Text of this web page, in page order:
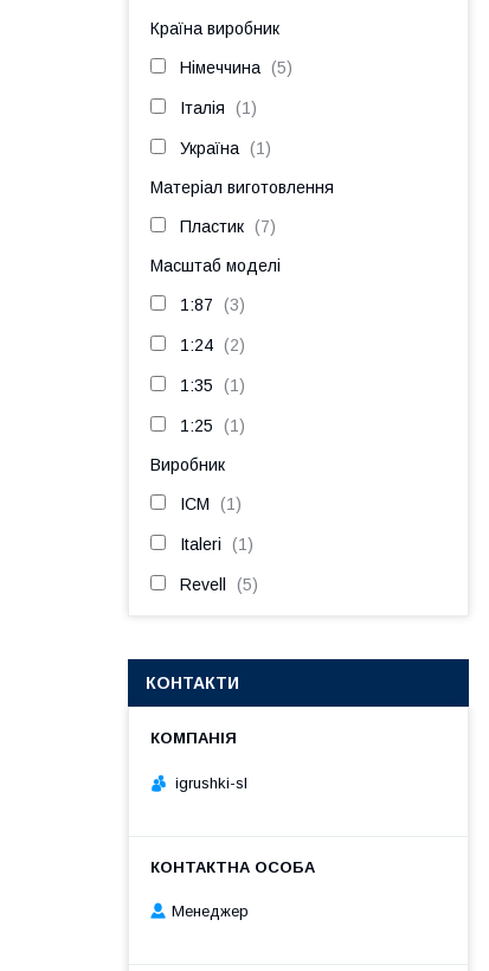
Країна виробник
Німеччина 5
Італія 1
Україна 1
Матеріал виготовлення
Пластик 7
Масштаб моделі
1:87 3
1:24 2
1:35 1
1:25 1
Виробник
ICM 1
Italeri 1
Revell 5
КОНТАКТИ
igrushki-sl
Менеджер